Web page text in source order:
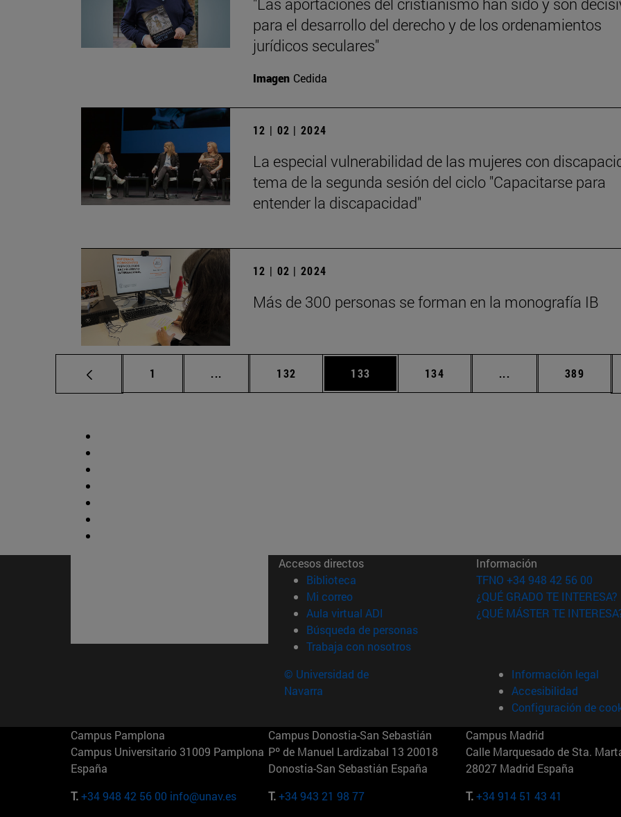
para el desarrollo del derecho y de los ordenamientos
jurídicos seculares"
Imagen Cedida
12 | 02 | 2024
La especial vulnerabilidad de las mujeres con
tema de la segunda sesión del ciclo "Capacitarse para
entender la discapacidad"
12 | 02 | 2024
Más de 300 personas se forman en la monografía IB
Página
1 ... Páginas intermedias Use TAB para desplazarse.
Página
132 Página
133 Página
134 ... Páginas intermedias
Página
389
Accesos directos
Biblioteca (abre en nueva ventana)
Mi correo(abre en nueva ventana)
Aula virtual ADI (abre en nueva ventana)
Búsqueda de personas(abre en nueva ventana)
Trabaja con nosotros(abre en nueva ventana)
Información
TFNO +34 948 42 56 00
¿QUÉ GRADO TE INTERESA?
¿QUÉ MÁSTER TE
© Universidad de
Navarra
Información legal
Accesibilidad
Configuración de
Campus Pamplona
Campus Universitario 31009 Pamplona
España
T.+34 948 42 56 00 info@unav.es
Campus Donostia-San Sebastián
Pº de Manuel Lardizabal 13 20018
Donostia-San Sebastián España
T.+34 943 21 98 77
Campus Madrid
Calle Marquesado de Sta.
28027 Madrid España
T.+34 914 51 43 41